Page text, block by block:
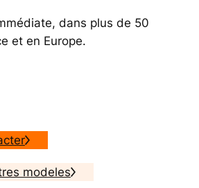
dans plus de 50
et en Europe.
modeles